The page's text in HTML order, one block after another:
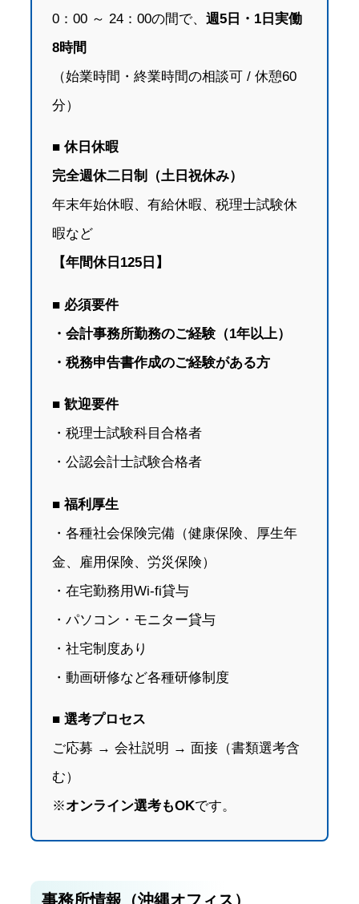
0：00 ～ 24：00の間で、 週5日・1日実働
8時間
（始業時間・終業時間の相談可 / 休憩60
分）
■ 休日休暇
完全週休二日制（土日祝休み）
年末年始休暇、有給休暇、税理士試験休
暇など
【年間休日125日】
■ 必須要件
・会計事務所勤務のご経験（1年以上）
・税務申告書作成のご経験がある方
■ 歓迎要件
・税理士試験科目合格者
・公認会計士試験合格者
■ 福利厚生
・各種社会保険完備（健康保険、厚生年
金、雇用保険、労災保険）
・在宅勤務用Wi-fi貸与
・パソコン・モニター貸与
・社宅制度あり
・動画研修など各種研修制度
■ 選考プロセス
ご応募 → 会社説明 → 面接（書類選考含
む）
※オンライン選考もOKです。
事務所情報（沖縄オフィス）